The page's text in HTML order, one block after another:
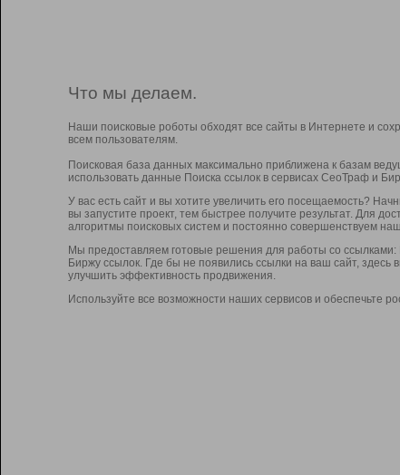
Что мы делаем.
Наши поисковые роботы обходят все сайты в Интернете и
всем пользователям.
Поисковая база данных максимально приближена к базам
использовать данные Поиска ссылок в сервисах СеоТраф и
У вас есть сайт и вы хотите увеличить его посещаемость?
вы запустите проект, тем быстрее получите результат. Для
алгоритмы поисковых систем и постоянно совершенствуем
Мы предоставляем готовые решения для работы со
Биржу ссылок. Где бы не появились ссылки на ваш сайт,
улучшить эффективность продвижения.
Используйте все возможности наших сервисов и обеспечьте